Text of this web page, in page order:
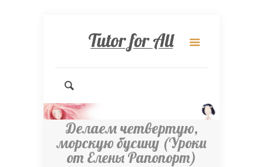
Делаем четвертую,
морскую бусину (Уроки
от Елены Рапопорт)